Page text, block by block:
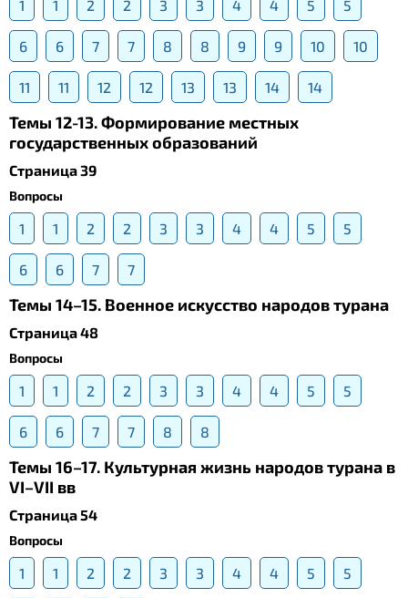
1 1 2 2 3 3 4 4 5 5
6 6 7 7 8 8 9 9 10 10
11 11 12 12 13 13 14 14
Темы 12-13. Формирование местных
государственных образований
Страница 39
Вопросы
1 1 2 2 3 3 4 4 5 5
6 6 7 7
Темы 14–15. Военное искусство народов турана
Страница 48
Вопросы
1 1 2 2 3 3 4 4 5 5
6 6 7 7 8 8
Темы 16–17. Культурная жизнь народов турана в
VI–VII вв
Страница 54
Вопросы
1 1 2 2 3 3 4 4 5 5